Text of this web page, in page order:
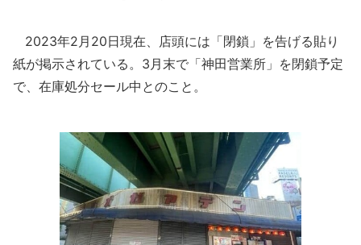
2023年2月20日現在、店頭には「閉鎖」を告げる貼り
紙が掲示されている。3月末で「神田営業所」を閉鎖予定
で、在庫処分セール中とのこと。